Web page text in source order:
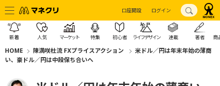
口座開設 ログイン
新着 人気 マーケット 特集 初心者 ライフデザイン 連載 著者 商
HOME 陳満咲杜流 FXプライスアクション
米ドル／円は年末年始の薄商
い、豪ドル／円は中段保ち合いへ